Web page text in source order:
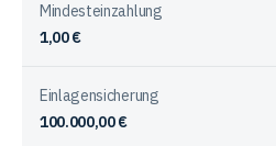
Mindesteinzahlung
1,00 €
Einlagensicherung
100.000,00 €